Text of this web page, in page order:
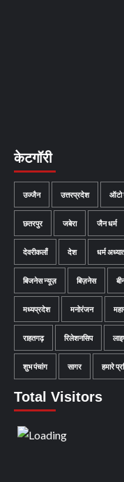
केटगॉरी
उज्जैन उत्तरप्रदेश ऑटो
छतरपुर जबेरा जैन धर्म
देवरीकलाँ देश धर्म
बिजनेस न्यूज़ बिज़नेस
मध्यप्रदेश मनोरंजन
राहतगढ़ रिलेशनसिप
शुभ पंचांग सागर हमारे
Total Visitors